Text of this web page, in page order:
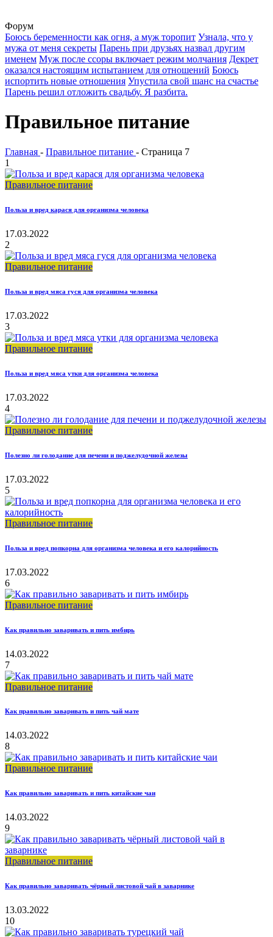
Форум
Боюсь беременности как огня, а муж торопит Узнала, что у
мужа от меня секреты Парень при друзьях назвал другим
именем Муж после ссоры включает режим молчания Декрет
оказался настоящим испытанием для отношений Боюсь
испортить новые отношения Упустила свой шанс на счастье
Парень решил отложить свадьбу. Я разбита.
Правильное питание
Главная - Правильное питание - Страница 7
1
Правильное питание
Польза и вред карася для организма человека
17.03.2022
2
Правильное питание
Польза и вред мяса гуся для организма человека
17.03.2022
3
Правильное питание
Польза и вред мяса утки для организма человека
17.03.2022
4
Правильное питание
Полезно ли голодание для печени и поджелудочной железы
17.03.2022
5
Правильное питание
Польза и вред попкорна для организма человека и его калорийность
17.03.2022
6
Правильное питание
Как правильно заваривать и пить имбирь
14.03.2022
7
Правильное питание
Как правильно заваривать и пить чай мате
14.03.2022
8
Правильное питание
Как правильно заваривать и пить китайские чаи
14.03.2022
9
Правильное питание
Как правильно заваривать чёрный листовой чай в заварнике
13.03.2022
10